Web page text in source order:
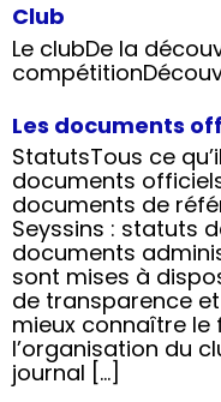
Club
Le clubDe la
Les documents
StatutsTous ce
documents
documents de
Seyssins : statuts
documents
sont mises à
de transparence
mieux connaître
l’organisation du
journal […]